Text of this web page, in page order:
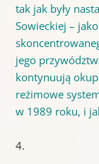
tak jak były
Sowieckiej –
jego
kontynuują
reżimowe
w 1989 roku, i
4.